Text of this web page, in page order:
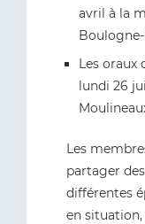
avril à la
Les oraux
lundi 26
Les
partager
différentes
en